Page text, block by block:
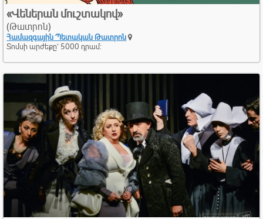
«Վեներան մուշտակով»
(Թատրոն)
Համազգային Պետական Թատրոն
Տոմսի արժեքը՝ 5000 դրամ: